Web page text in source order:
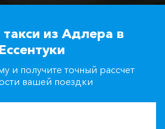
90-04
такси
такси из Адлера в
Ессентуки
и получите точный рассчет
вашей поездки